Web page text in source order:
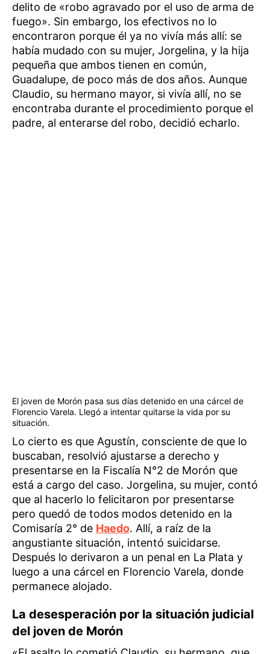
delito de «robo agravado por el uso de arma de
fuego». Sin embargo, los efectivos no lo
encontraron porque él ya no vivía más allí: se
había mudado con su mujer, Jorgelina, y la hija
pequeña que ambos tienen en común,
Guadalupe, de poco más de dos años. Aunque
Claudio, su hermano mayor, si vivía allí, no se
encontraba durante el procedimiento porque el
padre, al enterarse del robo, decidió echarlo.
El joven de Morón pasa sus días detenido en una cárcel de
Florencio Varela. Llegó a intentar quitarse la vida por su
situación.
Lo cierto es que Agustín, consciente de que lo
buscaban, resolvió ajustarse a derecho y
presentarse en la Fiscalía N°2 de Morón que
está a cargo del caso. Jorgelina, su mujer, contó
que al hacerlo lo felicitaron por presentarse
pero quedó de todos modos detenido en la
Comisaría 2° de Haedo. Allí, a raíz de la
angustiante situación, intentó suicidarse.
Después lo derivaron a un penal en La Plata y
luego a una cárcel en Florencio Varela, donde
permanece alojado.
La desesperación por la situación judicial
del joven de Morón